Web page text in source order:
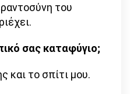
του
σας καταφύγιο;
και το σπίτι μου.